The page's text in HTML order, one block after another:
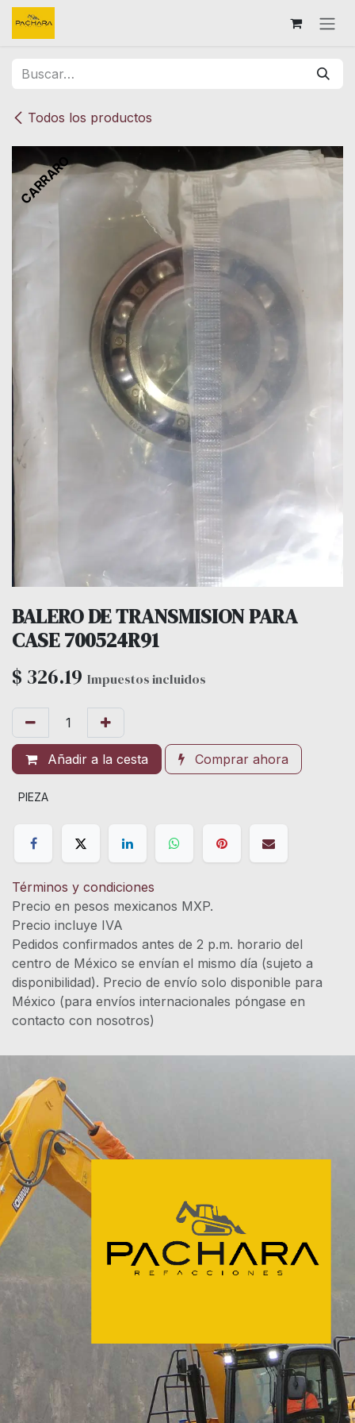
Ir al contenido
Todos los productos
CARRARO
BALERO DE TRANSMISION PARA
CASE 700524R91
$ 326.19 Impuestos incluidos
Añadir a la cesta Comprar ahora
PIEZA
Términos y condiciones
Precio en pesos mexicanos MXP.
Precio incluye IVA
Pedidos confirmados antes de 2 p.m. horario del
centro de México se envían el mismo día (sujeto a
disponibilidad). Precio de envío solo disponible para
México (para envíos internacionales póngase en
contacto con nosotros)